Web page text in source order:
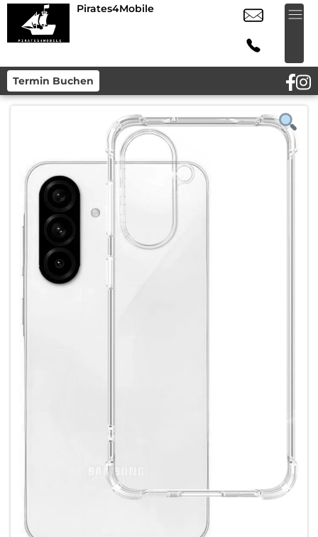
Pirates4Mobile
Termin Buchen